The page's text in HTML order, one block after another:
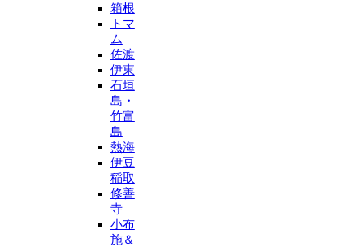
箱根
トマ
ム
佐渡
伊東
石垣
島・
竹富
島
熱海
伊豆
稲取
修善
寺
小布
施＆